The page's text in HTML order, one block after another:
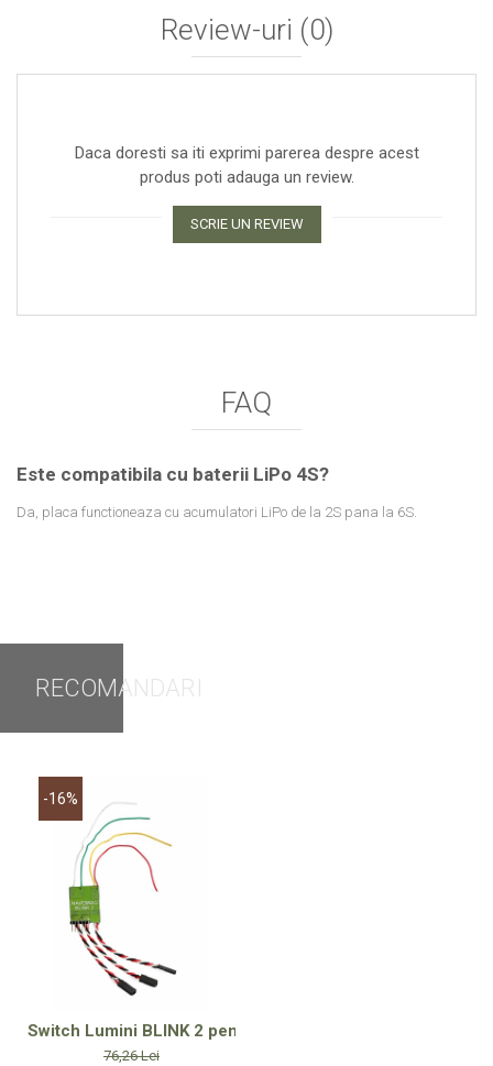
Review-uri (0)
Daca doresti sa iti exprimi parerea despre acest
produs poti adauga un review.
SCRIE UN REVIEW
FAQ
Este compatibila cu baterii LiPo 4S?
Da, placa functioneaza cu acumulatori LiPo de la 2S pana la 6S.
RECOMANDARI
-16%
Switch Lumini BLINK 2 pentru Navomodele de Plantat cu
76,26 Lei